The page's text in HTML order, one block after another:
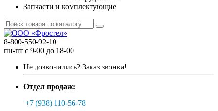
Запчасти и комплектующие
8-800-550-92-10
пн-пт с 9-00 до 18-00
Не дозвонились? Заказ звонка!
Отдел продаж:
+7 (938) 110-56-78